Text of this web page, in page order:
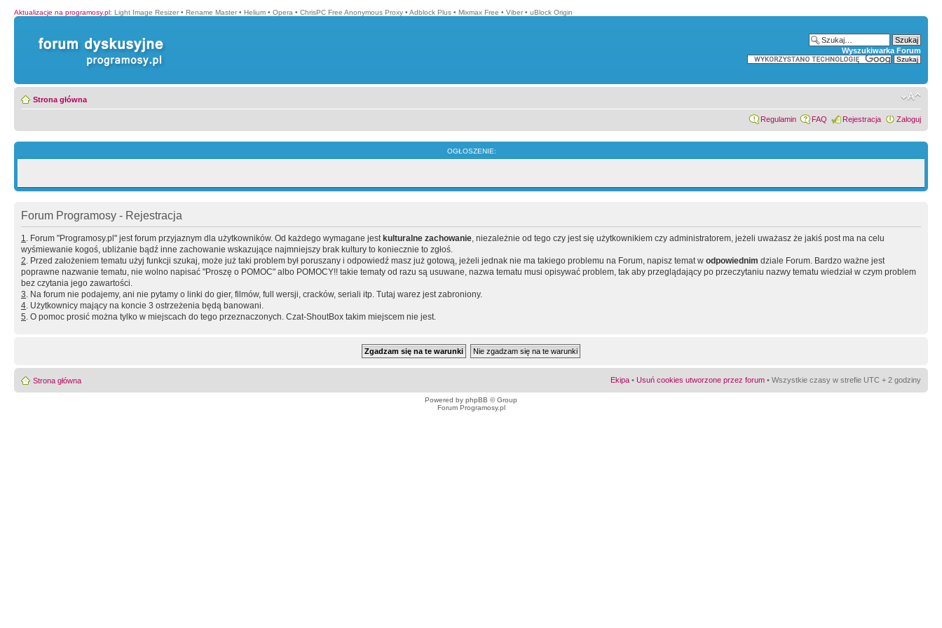
Aktualizacje na programosy.pl: Light Image Resizer • Rename Master • Helium • Opera • ChrisPC Free Anonymous Proxy • Adblock Plus • Mixmax Free • Viber • uBlock Origin
Wyszukiwarka Forum
Strona główna
Regulamin FAQ Rejestracja Zaloguj
OGŁOSZENIE:
Forum Programosy - Rejestracja
1. Forum "Programosy.pl" jest forum przyjaznym dla użytkowników. Od każdego wymagane jest kulturalne zachowanie, niezależnie od tego czy jest się użytkownikiem czy administratorem, jeżeli uważasz że jakiś post ma na celu
wyśmiewanie kogoś, ubliżanie bądź inne zachowanie wskazujące najmniejszy brak kultury to koniecznie to zgłoś.
2. Przed założeniem tematu użyj funkcji szukaj, może już taki problem był poruszany i odpowiedź masz już gotową, jeżeli jednak nie ma takiego problemu na Forum, napisz temat w odpowiednim dziale Forum. Bardzo ważne jest
poprawne nazwanie tematu, nie wolno napisać "Proszę o POMOC" albo POMOCY!! takie tematy od razu są usuwane, nazwa tematu musi opisywać problem, tak aby przeglądający po przeczytaniu nazwy tematu wiedział w czym problem
bez czytania jego zawartości.
3. Na forum nie podajemy, ani nie pytamy o linki do gier, filmów, full wersji, cracków, seriali itp. Tutaj warez jest zabroniony.
4. Użytkownicy mający na koncie 3 ostrzeżenia będą banowani.
5. O pomoc prosić można tylko w miejscach do tego przeznaczonych. Czat-ShoutBox takim miejscem nie jest.
Strona główna Ekipa • Usuń cookies utworzone przez forum • Wszystkie czasy w strefie UTC + 2 godziny
Powered by phpBB © Group
Forum Programosy.pl